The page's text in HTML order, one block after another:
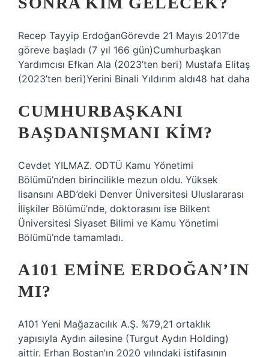
Recep Tayyip ErdoğanGörevde 21 Mayıs 2017’de
göreve başladı (7 yıl 166 gün)Cumhurbaşkan
Yardımcısı Efkan Ala (2023’ten beri) Mustafa Elitaş
(2023’ten beri)Yerini Binali Yıldırım aldı48 hat daha
CUMHURBAŞKANI
BAŞDANIŞMANI KIM?
Cevdet YILMAZ. ODTÜ Kamu Yönetimi
Bölümü’nden birincilikle mezun oldu. Yüksek
lisansını ABD’deki Denver Üniversitesi Uluslararası
İlişkiler Bölümü’nde, doktorasını ise Bilkent
Üniversitesi Siyaset Bilimi ve Kamu Yönetimi
Bölümü’nde tamamladı.
A101 EMINE ERDOĞAN’IN
MI?
A101 Yeni Mağazacılık A.Ş. %79,21 ortaklık
yapısıyla Aydın ailesine (Turgut Aydın Holding)
aittir. Erhan Bostan’ın 2020 yılındaki istifasının